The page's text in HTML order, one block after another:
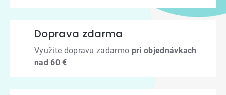
Doprava zdarma
Využite dopravu zadarmo pri objednávkach
nad 60 €